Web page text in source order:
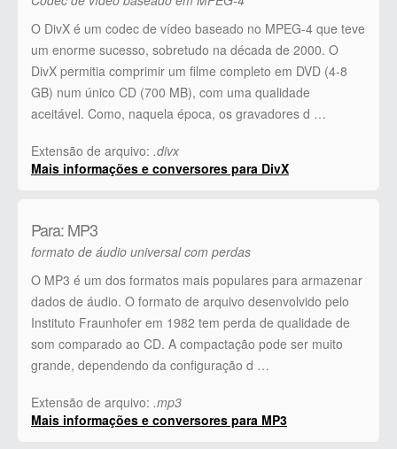
O DivX é um codec de vídeo baseado no MPEG-4 que teve
um enorme sucesso, sobretudo na década de 2000. O
DivX permitia comprimir um filme completo em DVD (4-8
GB) num único CD (700 MB), com uma qualidade
aceitável. Como, naquela época, os gravadores d …
Extensão de arquivo: .divx
Mais informações e conversores para DivX
Para: MP3
formato de áudio universal com perdas
O MP3 é um dos formatos mais populares para armazenar
dados de áudio. O formato de arquivo desenvolvido pelo
Instituto Fraunhofer em 1982 tem perda de qualidade de
som comparado ao CD. A compactação pode ser muito
grande, dependendo da configuração d …
Extensão de arquivo: .mp3
Mais informações e conversores para MP3